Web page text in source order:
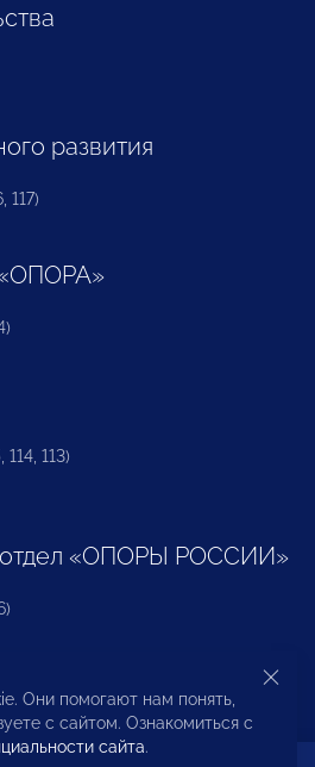
развития
117)
113)
«ОПОРЫ РОССИИ»
предпринимателей и
Они помогают нам понять,
с сайтом. Ознакомиться с
сайта.